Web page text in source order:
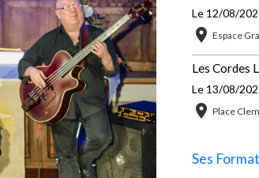
Le 12/08/
Espace
Les Cordes
Le 13/08/
Place
Ses